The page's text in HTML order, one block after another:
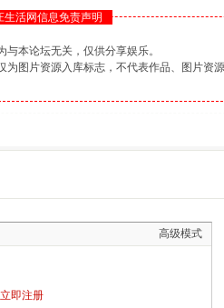
生活网信息免责声明
本论坛无关，仅供分享娱乐。
图片资源入库标志，不代表作品、图片资
高级模式
立即注册